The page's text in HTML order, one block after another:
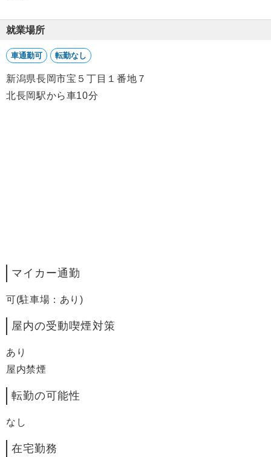
就業場所
車通勤可 転勤なし
新潟県長岡市宝５丁目１番地７
北長岡駅から車10分
マイカー通勤
可(駐車場：あり)
屋内の受動喫煙対策
あり
屋内禁煙
転勤の可能性
なし
在宅勤務